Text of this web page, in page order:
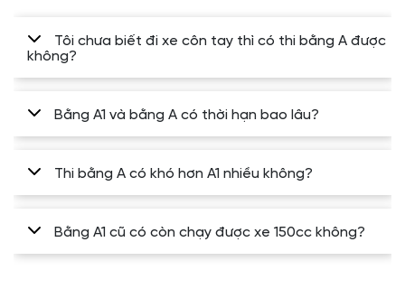
Tôi chưa biết đi xe côn tay thì có thi bằng A được
không?
Bằng A1 và bằng A có thời hạn bao lâu?
Thi bằng A có khó hơn A1 nhiều không?
Bằng A1 cũ có còn chạy được xe 150cc không?